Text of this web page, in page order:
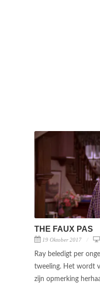
THE FAUX PAS
19 Oktober 2017
Ray beledigt per
tweeling. Het wordt
zijn opmerking